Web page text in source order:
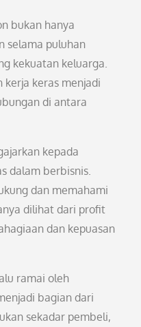
bukan hanya
selama puluhan
kekuatan keluarga.
kerja keras menjadi
di antara
kepada
dalam berbisnis.
dan memahami
dilihat dari profit
dan kepuasan
ramai oleh
bagian dari
sekadar pembeli,